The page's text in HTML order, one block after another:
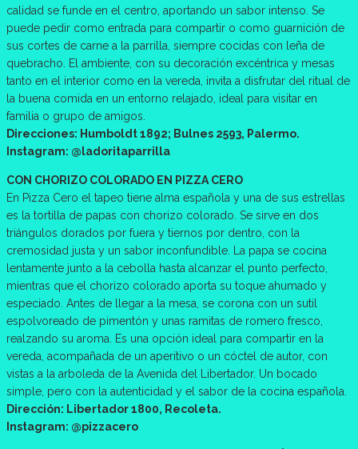
calidad se funde en el centro, aportando un sabor intenso. Se
puede pedir como entrada para compartir o como guarnición de
sus cortes de carne a la parrilla, siempre cocidas con leña de
quebracho. El ambiente, con su decoración excéntrica y mesas
tanto en el interior como en la vereda, invita a disfrutar del ritual de
la buena comida en un entorno relajado, ideal para visitar en
familia o grupo de amigos.
Direcciones: Humboldt 1892; Bulnes 2593, Palermo.
Instagram: @ladoritaparrilla
CON CHORIZO COLORADO EN PIZZA CERO
En Pizza Cero el tapeo tiene alma española y una de sus estrellas
es la tortilla de papas con chorizo colorado. Se sirve en dos
triángulos dorados por fuera y tiernos por dentro, con la
cremosidad justa y un sabor inconfundible. La papa se cocina
lentamente junto a la cebolla hasta alcanzar el punto perfecto,
mientras que el chorizo colorado aporta su toque ahumado y
especiado. Antes de llegar a la mesa, se corona con un sutil
espolvoreado de pimentón y unas ramitas de romero fresco,
realzando su aroma. Es una opción ideal para compartir en la
vereda, acompañada de un aperitivo o un cóctel de autor, con
vistas a la arboleda de la Avenida del Libertador. Un bocado
simple, pero con la autenticidad y el sabor de la cocina española.
Dirección: Libertador 1800, Recoleta.
Instagram: @pizzacero